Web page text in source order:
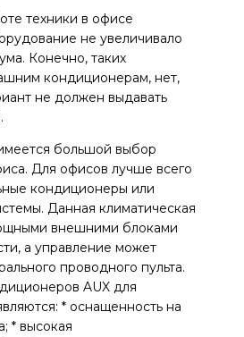
техники в офисе
не увеличивало
Конечно, таких
кондиционерам, нет,
не должен выдавать
большой выбор
Для офисов лучше всего
кондиционеры или
Данная климатическая
внешними блоками
а управление может
проводного пульта.
AUX для
* оснащенность на
* высокая